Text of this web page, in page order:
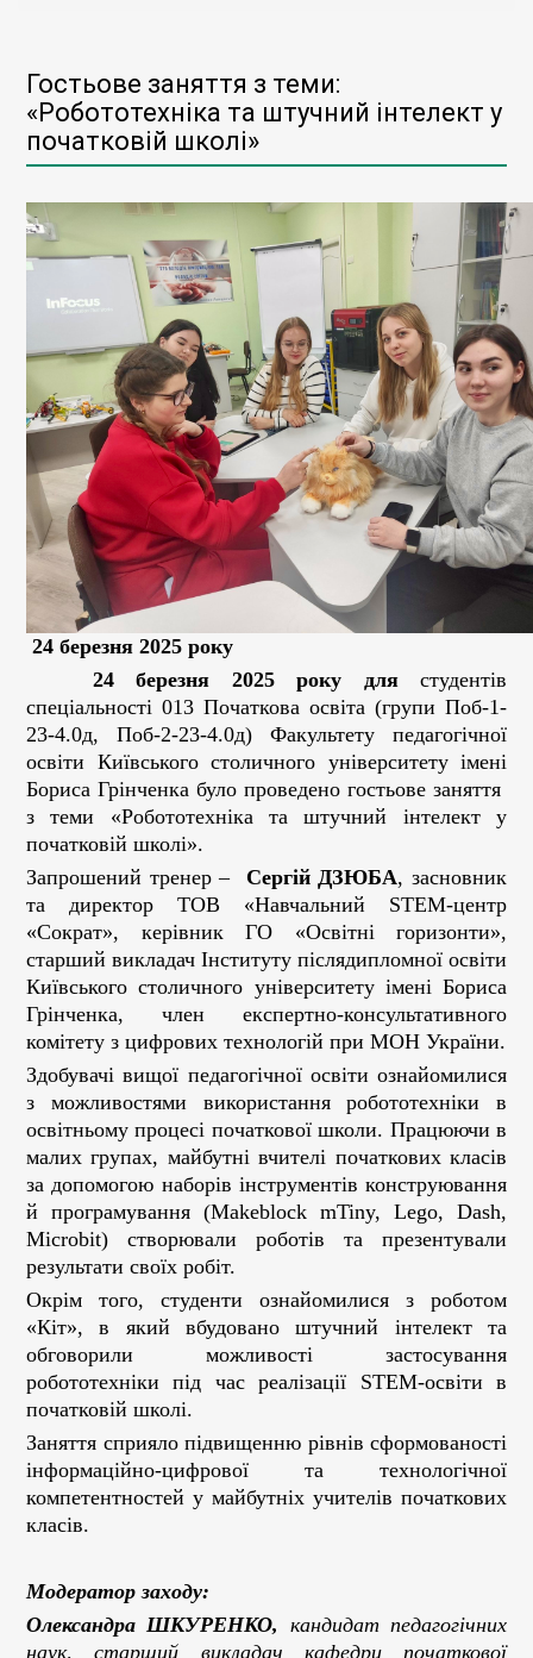
Гостьове заняття з теми:
«Робототехніка та штучний інтелект у
початковій школі»
24 березня 2025 року
24 березня 2025 року длястудентів
спеціальності 013 Початкова освіта (групи Поб-1-
23-4.0д, Поб-2-23-4.0д) Факультету педагогічної
освіти Київського столичного університету імені
Бориса Грінченка було проведено гостьове заняття
з теми «Робототехніка та штучний інтелект у
початковій школі».
Запрошений тренер – Сергій ДЗЮБА, засновник
та директор ТОВ «Навчальний STEM-центр
«Сократ», керівник ГО «Освітні горизонти»,
старший викладач Інституту післядипломної освіти
Київського столичного університету імені Бориса
Грінченка, член експертно-консультативного
комітету з цифрових технологій при МОН України.
Здобувачі вищої педагогічної освіти ознайомилися
з можливостями використання робототехніки в
освітньому процесі початкової школи. Працюючи в
малих групах, майбутні вчителі початкових класів
за допомогою наборів інструментів конструювання
й програмування (Makeblock mTiny, Lego, Dash,
Microbit) створювали роботів та презентували
результати своїх робіт.
Окрім того, студенти ознайомилися з роботом
«Кіт», в який вбудовано штучний інтелект та
обговорили можливості застосування
робототехніки під час реалізації STEM-освіти в
початковій школі.
Заняття сприяло підвищенню рівнів сформованості
інформаційно-цифрової та технологічної
компетентностей у майбутніх учителів початкових
класів.
Модератор заходу:
Олександра ШКУРЕНКО, кандидат педагогічних
наук, старший викладач кафедри початкової